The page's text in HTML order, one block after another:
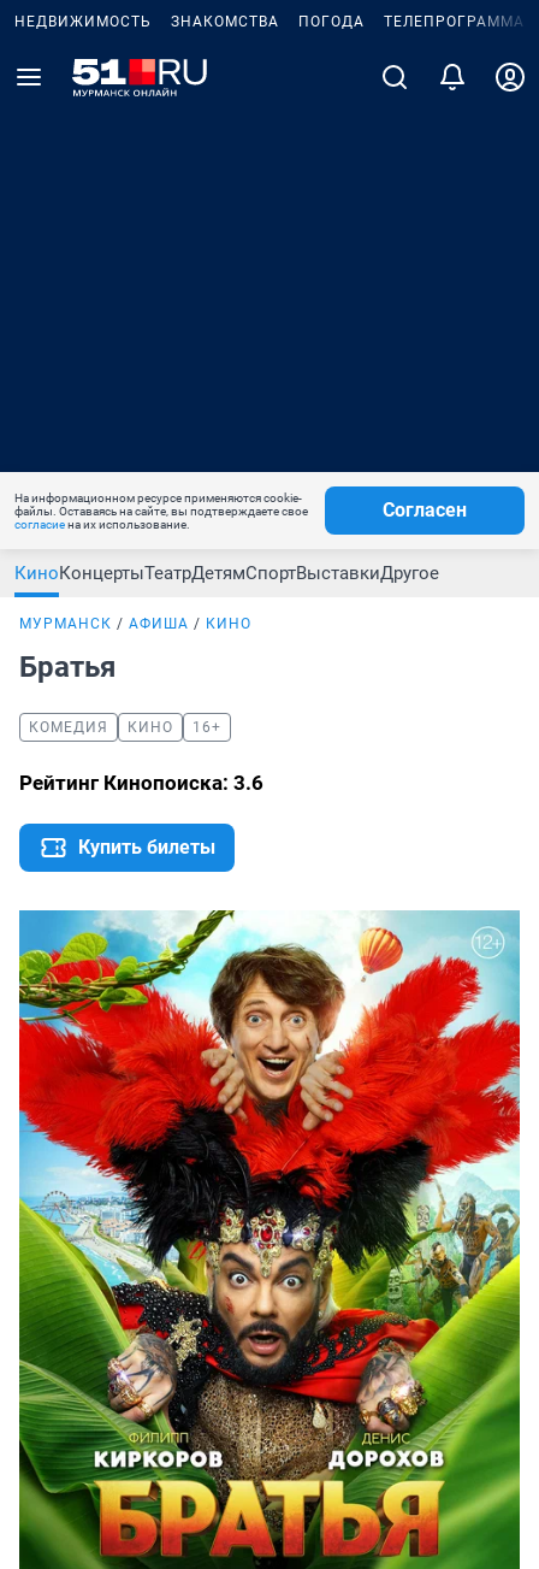
НЕДВИЖИМОСТЬ ЗНАКОМСТВА ПОГОДА ТЕЛЕПРОГРАММА
На информационном ресурсе применяются cookie-
файлы. Оставаясь на сайте, вы подтверждаете свое
согласиена их использование.
Согласен
КиноКонцертыТеатрДетямСпортВыставкиДругое
МУРМАНСК АФИША КИНО
Братья
КОМЕДИЯ КИНО 16+
Рейтинг Кинопоиска: 3.6
Купить билеты